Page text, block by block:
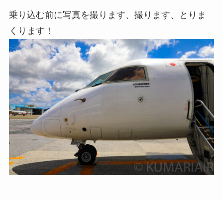
乗り込む前に写真を撮ります、撮ります、とりま
くります！